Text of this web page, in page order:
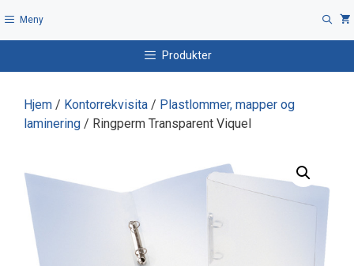
til
Meny
Produkter
Hjem / Kontorrekvisita / Plastlommer, mapper og
laminering / Ringperm Transparent Viquel